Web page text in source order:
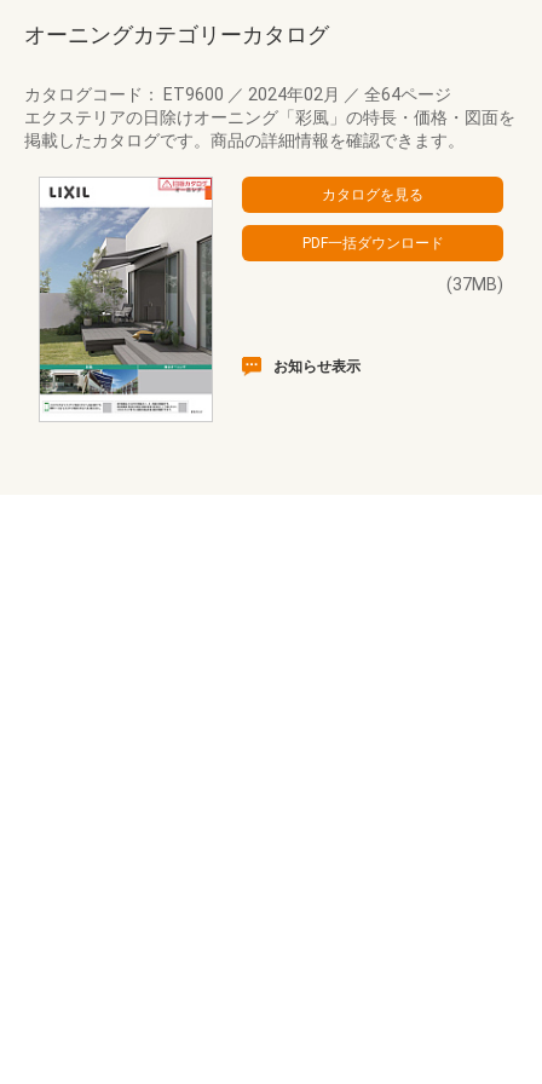
オーニングカテゴリーカタログ
カタログコード： ET9600 ／ 2024年02月 ／ 全64ページ
エクステリアの日除けオーニング「彩風」の特長・価格・図面を
掲載したカタログです。商品の詳細情報を確認できます。
(37MB)
お知らせ表示